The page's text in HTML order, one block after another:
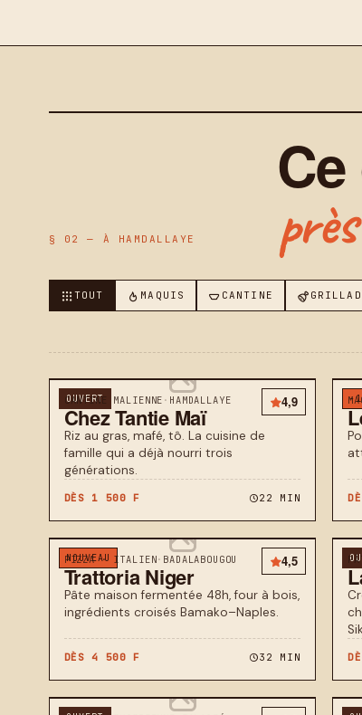
§ 02 — À HAMDALLAYE
TOUT MAQUIS CANTINE
OUVERT 4,9
CANTINE MALIENNE · HAMDALLAYE
Chez Tantie Maï
Riz au gras, mafé, tô. La cuisine de
famille qui a déjà nourri trois
générations.
DÈS 1 500 F 22 MIN
NOUVEAU 4,5
PIZZA · ITALIEN· BADALABOUGOU
Trattoria Niger
Pâte maison fermentée 48h, four à bois,
ingrédients croisés Bamako–Naples.
DÈS 4 500 F 32 MIN